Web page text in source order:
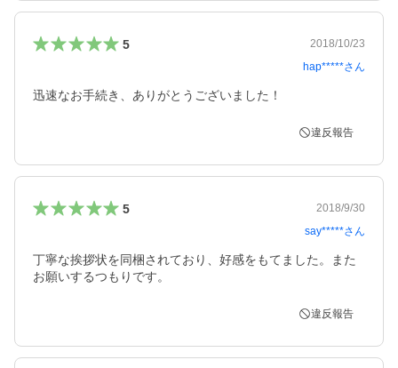
5
2018/10/23
hap*****さん
迅速なお手続き、ありがとうございました！
違反報告
5
2018/9/30
say*****さん
丁寧な挨拶状を同梱されており、好感をもてました。また
お願いするつもりです。
違反報告